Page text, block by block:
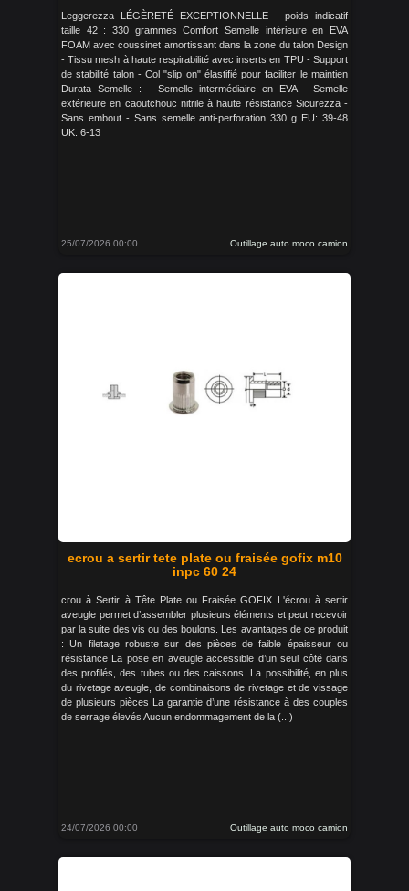
Leggerezza LÉGÈRETÉ EXCEPTIONNELLE - poids indicatif
taille 42 : 330 grammes Comfort Semelle intérieure en EVA
FOAM avec coussinet amortissant dans la zone du talon Design
- Tissu mesh à haute respirabilité avec inserts en TPU - Support
de stabilité talon - Col "slip on" élastifié pour faciliter le maintien
Durata Semelle : - Semelle intermédiaire en EVA - Semelle
extérieure en caoutchouc nitrile à haute résistance Sicurezza -
Sans embout - Sans semelle anti-perforation 330 g EU: 39-48
UK: 6-13
25/07/2026 00:00 Outillage auto moco camion
ecrou a sertir tete plate ou fraisée gofix m10
inpc 60 24
crou à Sertir à Tête Plate ou Fraisée GOFIX L'écrou à sertir
aveugle permet d’assembler plusieurs éléments et peut recevoir
par la suite des vis ou des boulons. Les avantages de ce produit
: Un filetage robuste sur des pièces de faible épaisseur ou
résistance La pose en aveugle accessible d’un seul côté dans
des profilés, des tubes ou des caissons. La possibilité, en plus
du rivetage aveugle, de combinaisons de rivetage et de vissage
de plusieurs pièces La garantie d’une résistance à des couples
de serrage élevés Aucun endommagement de la (...)
24/07/2026 00:00 Outillage auto moco camion